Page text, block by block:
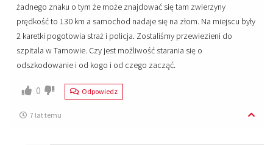
żadnego znaku o tym że może znajdować się tam zwierzyny
prędkość to 130 km a samochod nadaje się na złom. Na miejscu były
2 karetki pogotowia straż i policja. Zostaliśmy przewiezieni do
szpitala w Tarnowie. Czy jest możliwość starania się o
odszkodowanie i od kogo i od czego zacząć.
0 Odpowiedz
7 lat temu